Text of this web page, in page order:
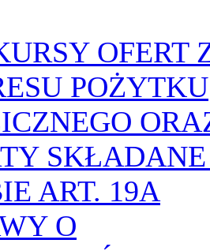
OFERT
POŻYTKU
ART. 19A
O